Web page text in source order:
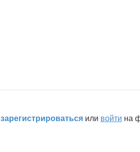
зарегистрироваться или войти на